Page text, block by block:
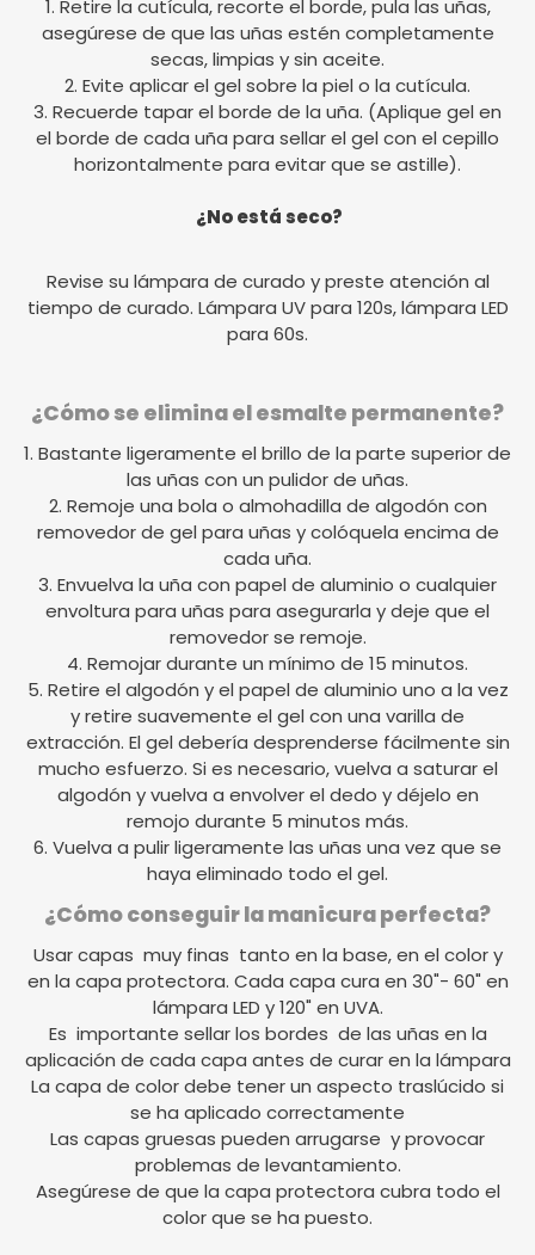
1. Retire la cutícula, recorte el borde, pula las uñas,
asegúrese de que las uñas estén completamente
secas, limpias y sin aceite.
2. Evite aplicar el gel sobre la piel o la cutícula.
3. Recuerde tapar el borde de la uña. (Aplique gel en
el borde de cada uña para sellar el gel con el cepillo
horizontalmente para evitar que se astille).
¿No está seco?
Revise su lámpara de curado y preste atención al
tiempo de curado. Lámpara UV para 120s, lámpara LED
para 60s.
¿Cómo se elimina el esmalte permanente?
1. Bastante ligeramente el brillo de la parte superior de
las uñas con un pulidor de uñas.
2. Remoje una bola o almohadilla de algodón con
removedor de gel para uñas y colóquela encima de
cada uña.
3. Envuelva la uña con papel de aluminio o cualquier
envoltura para uñas para asegurarla y deje que el
removedor se remoje.
4. Remojar durante un mínimo de 15 minutos.
5. Retire el algodón y el papel de aluminio uno a la vez
y retire suavemente el gel con una varilla de
extracción. El gel debería desprenderse fácilmente sin
mucho esfuerzo. Si es necesario, vuelva a saturar el
algodón y vuelva a envolver el dedo y déjelo en
remojo durante 5 minutos más.
6. Vuelva a pulir ligeramente las uñas una vez que se
haya eliminado todo el gel.
¿Cómo conseguir la manicura perfecta?
Usar capas muy finas tanto en la base, en el color y
en la capa protectora. Cada capa cura en 30"- 60" en
lámpara LED y 120" en UVA.
Es importante sellar los bordes de las uñas en la
aplicación de cada capa antes de curar en la lámpara
La capa de color debe tener un aspecto traslúcido si
se ha aplicado correctamente
Las capas gruesas pueden arrugarse y provocar
problemas de levantamiento.
Asegúrese de que la capa protectora cubra todo el
color que se ha puesto.